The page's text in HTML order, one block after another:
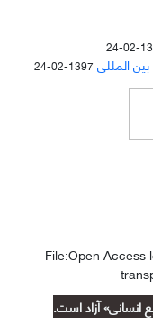
المللی 1397-02-24
انسانی» آزاد است.